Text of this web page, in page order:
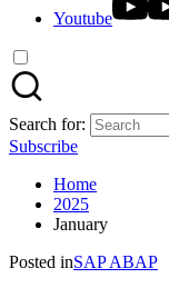
Youtube
Search for:
Subscribe
Home
2025
January
Posted inSAP ABAP